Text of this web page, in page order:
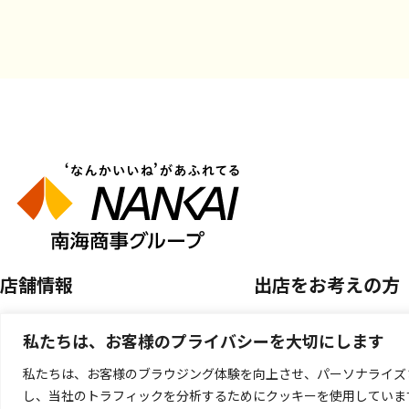
私たちは、お客様のプライバシーを大切にします
私たちは、お客様のブラウジング体験を向上させ、パーソナライ
し、当社のトラフィックを分析するためにクッキーを使用してい
店舗情報
店舗を探す
開催中のPOP UP SHOP
出店をお考えの方
空き区画のご案内
催事店舗出店のご案
キッチンカー出店の